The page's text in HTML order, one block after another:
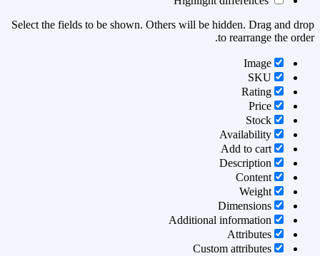
Select the fields to be shown. Others will be hidden. Drag and drop
to rearrange the order.
Image
SKU
Rating
Price
Stock
Availability
Add to cart
Description
Content
Weight
Dimensions
Additional information
Attributes
Custom attributes